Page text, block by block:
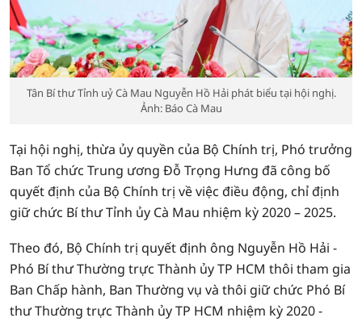
Tân Bí thư Tỉnh uỷ Cà Mau Nguyễn Hồ Hải phát biểu tại hội nghị.
Ảnh: Báo Cà Mau
Tại hội nghị, thừa ủy quyền của Bộ Chính trị, Phó trưởng
Ban Tổ chức Trung ương Đỗ Trọng Hưng đã công bố
quyết định của Bộ Chính trị về việc điều động, chỉ định
giữ chức Bí thư Tỉnh ủy Cà Mau nhiệm kỳ 2020 – 2025.
Theo đó, Bộ Chính trị quyết định ông Nguyễn Hồ Hải -
Phó Bí thư Thường trực Thành ủy TP HCM thôi tham gia
Ban Chấp hành, Ban Thường vụ và thôi giữ chức Phó Bí
thư Thường trực Thành ủy TP HCM nhiệm kỳ 2020 -